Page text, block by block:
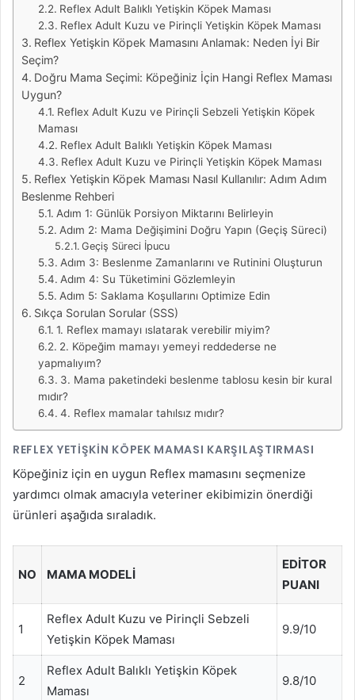
Reflex Adult Balıklı Yetişkin Köpek Maması
Reflex Adult Kuzu ve Pirinçli Yetişkin Köpek Maması
Reflex Yetişkin Köpek Mamasını Anlamak: Neden İyi Bir
Seçim?
Doğru Mama Seçimi: Köpeğiniz İçin Hangi Reflex Maması
Uygun?
Reflex Adult Kuzu ve Pirinçli Sebzeli Yetişkin Köpek
Maması
Reflex Adult Balıklı Yetişkin Köpek Maması
Reflex Adult Kuzu ve Pirinçli Yetişkin Köpek Maması
Reflex Yetişkin Köpek Maması Nasıl Kullanılır: Adım Adım
Beslenme Rehberi
Adım 1: Günlük Porsiyon Miktarını Belirleyin
Adım 2: Mama Değişimini Doğru Yapın (Geçiş Süreci)
Geçiş Süreci İpucu
Adım 3: Beslenme Zamanlarını ve Rutinini Oluşturun
Adım 4: Su Tüketimini Gözlemleyin
Adım 5: Saklama Koşullarını Optimize Edin
Sıkça Sorulan Sorular (SSS)
1. Reflex mamayı ıslatarak verebilir miyim?
2. Köpeğim mamayı yemeyi reddederse ne
yapmalıyım?
3. Mama paketindeki beslenme tablosu kesin bir kural
mıdır?
4. Reflex mamalar tahılsız mıdır?
REFLEX YETIŞKIN KÖPEK MAMASI KARŞILAŞTIRMASI
Köpeğiniz için en uygun Reflex mamasını seçmenize
yardımcı olmak amacıyla veteriner ekibimizin önerdiği
ürünleri aşağıda sıraladık.
NO MAMA MODELI
EDITOR
PUANI
1
Reflex Adult Kuzu ve Pirinçli Sebzeli
Yetişkin Köpek Maması
9.9/10
2
Reflex Adult Balıklı Yetişkin Köpek
Maması
9.8/10